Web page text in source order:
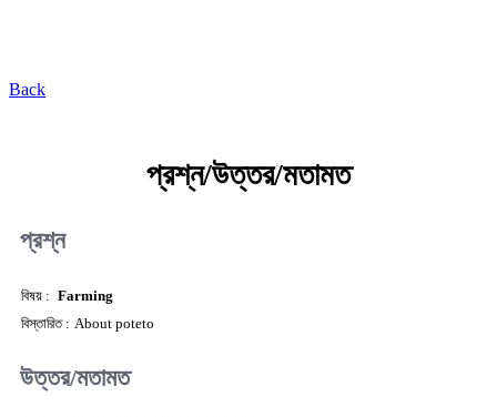
Back
প্রশ্ন/উত্তর/মতামত
প্রশ্ন
বিষয় : Farming
বিস্তারিত : About poteto
উত্তর/মতামত